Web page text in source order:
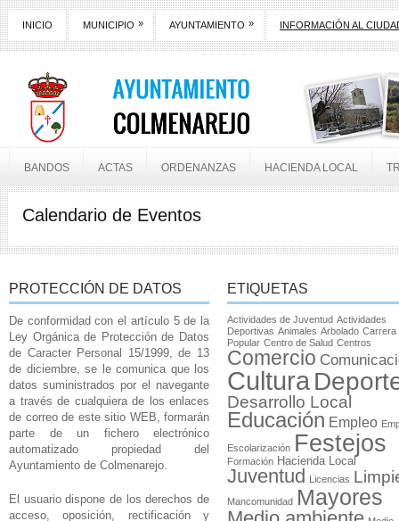
INICIO MUNICIPIO » AYUNTAMIENTO » INFORMACIÓN AL
BANDOS ACTAS ORDENANZAS HACIENDA LOCAL
Calendario de Eventos
PROTECCIÓN DE DATOS
De conformidad con el artículo 5 de la
Ley Orgánica de Protección de Datos
de Caracter Personal 15/1999, de 13
de diciembre, se le comunica que los
datos suministrados por el navegante
a través de cualquiera de los enlaces
de correo de este sitio WEB, formarán
parte de un fichero electrónico
automatizado propiedad del
Ayuntamiento de Colmenarejo.
El usuario dispone de los derechos de
acceso, oposición, rectificación y
ETIQUETAS
Actividades de Juventud Actividades
Deportivas Animales Arbolado Carrera
Popular Centro de Salud Centros
Comercio
Cultura
Desarrollo Local
Educación Empleo
Escolarización Festejos
Formación Hacienda Local
Juventud Licencias
Mancomunidad Mayores